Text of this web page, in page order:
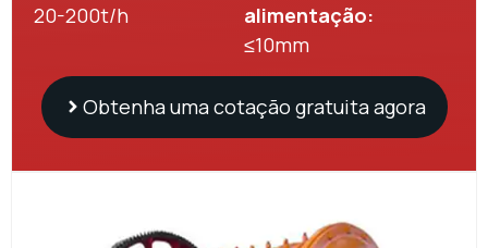
20-200t/h
alimentação:
≤10mm
Obtenha uma cotação gratuita agora